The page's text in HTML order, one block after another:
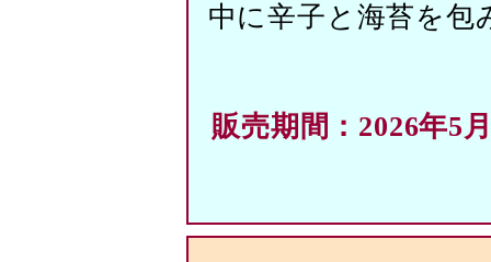
中に辛子と海苔を包
販売期間：2026年5